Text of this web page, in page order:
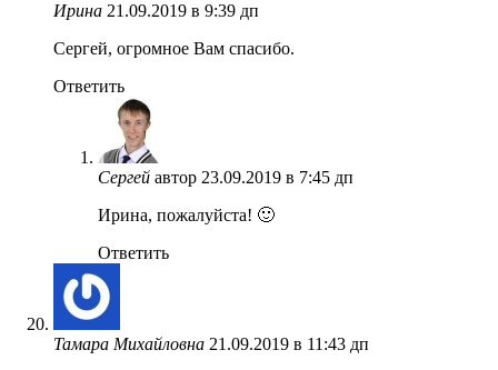
Ирина 21.09.2019 в 9:39 дп
Сергей, огромное Вам спасибо.
Ответить
Сергей автор 23.09.2019 в 7:45 дп
Ирина, пожалуйста! 🙂
Ответить
Тамара Михайловна 21.09.2019 в 11:43 дп